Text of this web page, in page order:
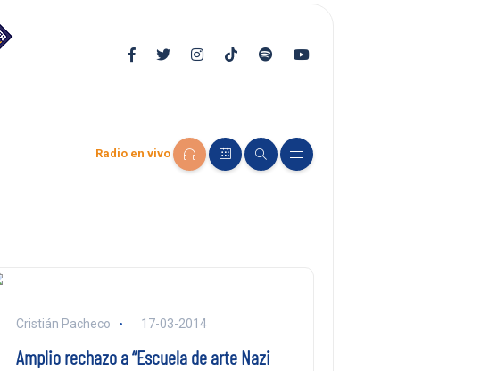
Radio en vivo
Cristián Pacheco 17-03-2014
Amplio rechazo a “Escuela de arte Nazi